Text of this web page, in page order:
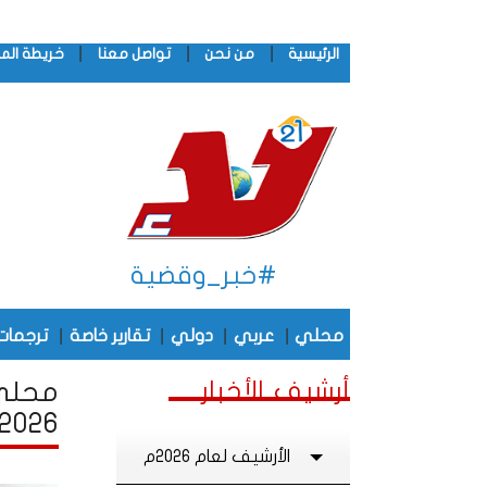
الرئيسية من نحن تواصل معنا خريطة
#خبر_وقضية
محلي عربي دولي تقارير خاصة
2026
أرشيف الأخبار
الأرشيف لعام 2026م